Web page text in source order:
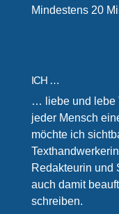
Mindestens 20
ICH …
… liebe und lebe
jeder Mensch
möchte ich
Redakteurin und
auch damit
schreiben.